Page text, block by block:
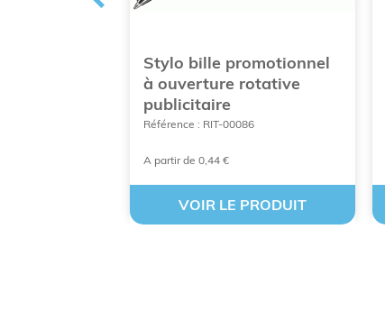
Stylo bille promotionnel
à ouverture rotative
publicitaire
Référence : RIT-00086
A partir de 0,44 €
VOIR LE PRODUIT